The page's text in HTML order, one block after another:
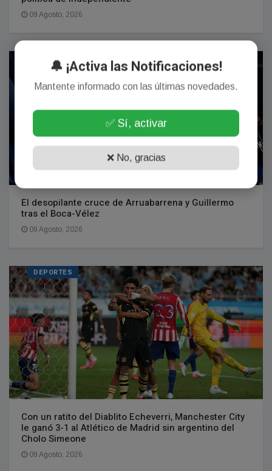
09 Agosto, 2026
DEPORTES
El desopilante cruce de Arruabarrena y Guillermo
tras el Boca-Vélez
09 Agosto, 2026
DEPORTES
Con un ratito del Diablito Echeverri, Manchester City
le ganó 3-1 al Atlético de Madrid sin argentino del
Cholo Simeone
09 Agosto, 2026
🔔 ¡Activa las Notificaciones!
Mantente informado con las últimas novedades.
✅ Sí, activar
❌ No, gracias